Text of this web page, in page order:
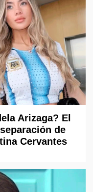
Arizaga? El
de
Cervantes